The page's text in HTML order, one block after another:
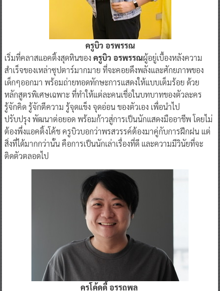
ครูบิว อรพรรณ
เริ่มที่คลาสแอคติ้งสุดหินของ ครูบิว อรพรรณผู้อยู่เบื้องหลังความ
สำเร็จของเหล่าซุปตาร์มากมาย ที่จะคอยดึงพลังและศักยภาพของ
เด็กๆออกมา พร้อมถ่ายทอดทักษะการแสดงให้แบบเต็มร้อย ด้วย
หลักสูตรพิเศษเฉพาะ ที่ทำให้แต่ละคนเชื่อในบทบาทของตัวละคร
รู้จักคิด รู้จักตีความ รู้จุดแข็ง จุดอ่อน ของตัวเอง เพื่อนำไป
ปรับปรุง พัฒนาต่อยอด พร้อมก้าวสู่การเป็นนักแสดงมืออาชีพ โดยไม่
ต้องพึ่งแอคติ้งโค้ช ครูบิวบอกว่าพรสวรรค์ต้องมาคู่กับการฝึกฝน แต่
สิ่งที่ได้มากกว่านั้น คือการเป็นนักเล่าเรื่องที่ดี และความมีวินัยที่จะ
ติดตัวตลอดไป
ครูโค้ดดี้ อรรถพล